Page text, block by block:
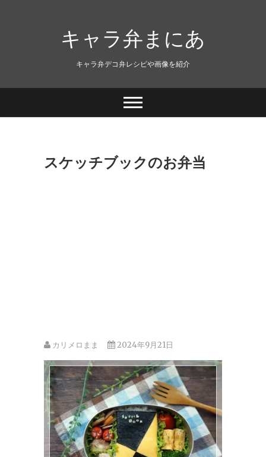
キャラ弁まにあ
キャラ弁デコ弁レシピや画像を紹介
スケッチブックのお弁当
カリメロまま 2024年9月21日